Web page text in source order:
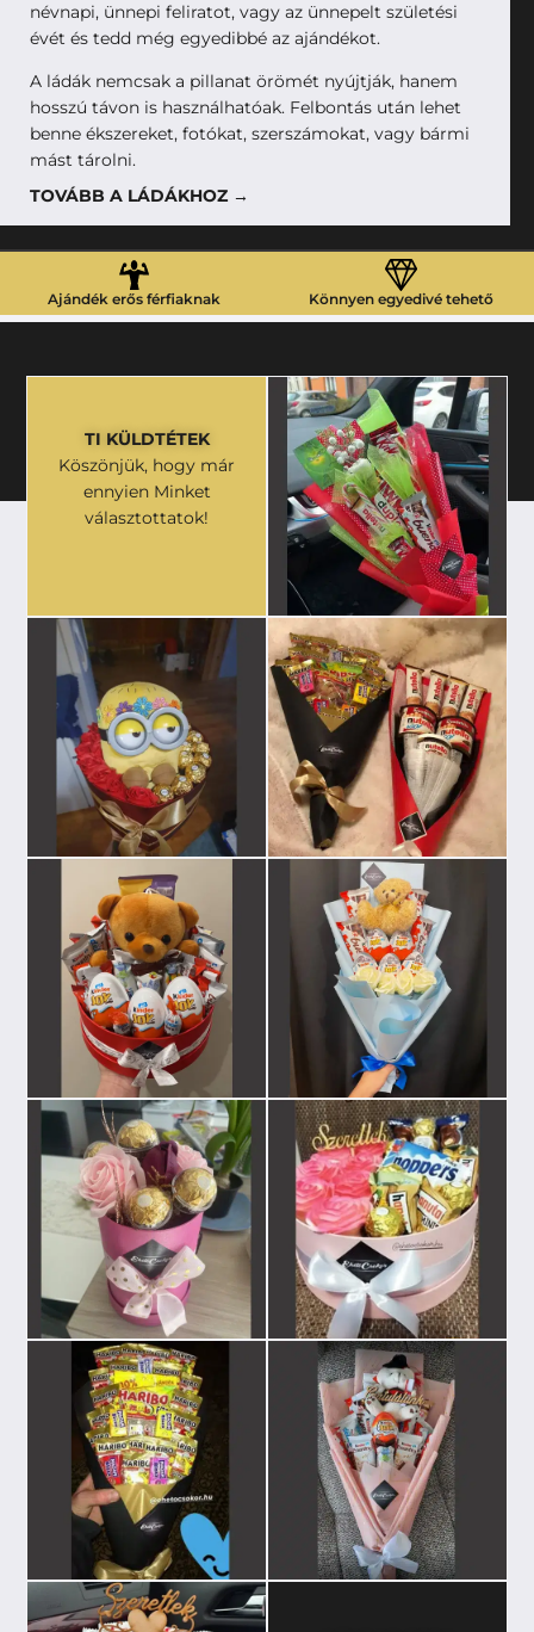
névnapi, ünnepi feliratot, vagy az ünnepelt születési
évét és tedd még egyedibbé az ajándékot.
A ládák nemcsak a pillanat örömét nyújtják, hanem
hosszú távon is használhatóak. Felbontás után lehet
benne ékszereket, fotókat, szerszámokat, vagy bármi
mást tárolni.
TOVÁBB A LÁDÁKHOZ →
Ajándék erős férfiaknak Könnyen egyedivé tehető
TI KÜLDTÉTEK
Köszönjük, hogy már
ennyien Minket
választottatok!